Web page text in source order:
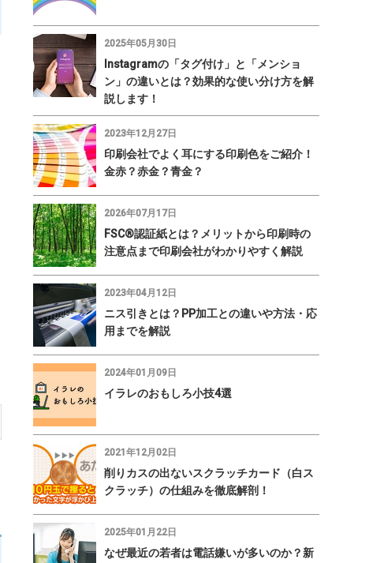
2025年05月30日
Instagramの「タグ付け」と「メンショ
ン」の違いとは？効果的な使い分け方を解
説します！
2023年12月27日
印刷会社でよく耳にする印刷色をご紹介！
金赤？赤金？青金？
2026年07月17日
FSC®認証紙とは？メリットから印刷時の
注意点まで印刷会社がわかりやすく解説
2023年04月12日
ニス引きとは？PP加工との違いや方法・応
用までを解説
2024年01月09日
イラレのおもしろ小技4選
2021年12月02日
削りカスの出ないスクラッチカード（白ス
クラッチ）の仕組みを徹底解剖！
2025年01月22日
なぜ最近の若者は電話嫌いが多いのか？新